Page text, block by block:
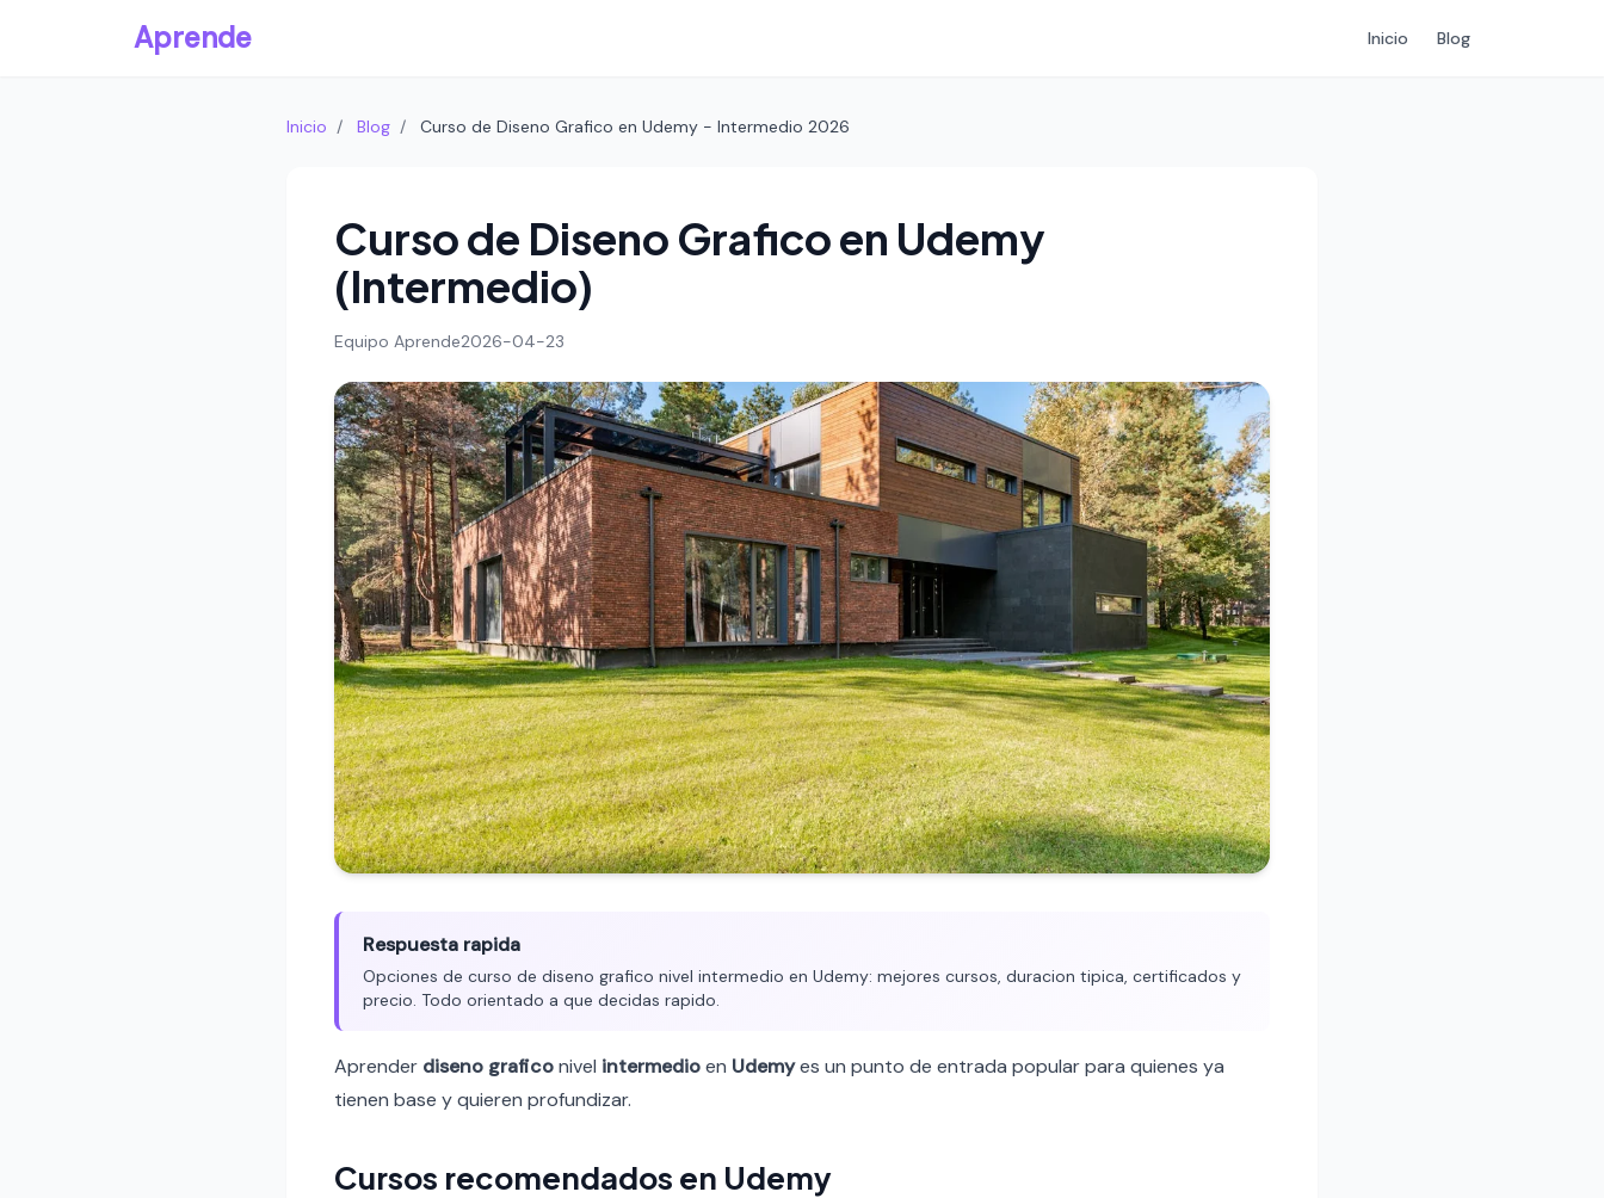
Aprende Inicio Blog
Inicio / Blog / Curso de Diseno Grafico en Udemy - Intermedio 2026
Curso de Diseno Grafico en Udemy
(Intermedio)
Equipo Aprende2026-04-23
Respuesta rapida
Opciones de curso de diseno grafico nivel intermedio en Udemy: mejores cursos, duracion tipica, certificados y
precio. Todo orientado a que decidas rapido.
Aprender diseno graficonivel intermedioen Udemyes un punto de entrada popular para quienes ya
tienen base y quieren profundizar.
Cursos recomendados en Udemy